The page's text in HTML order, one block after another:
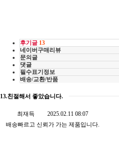
후기글 13
네이버구매리뷰
문의글
댓글
필수표기정보
배송/교환/반품
13.친절해서 좋았습니다.
최재득
2025.02.11 08:07
배송빠르고 신뢰가 가는 제품입니다.